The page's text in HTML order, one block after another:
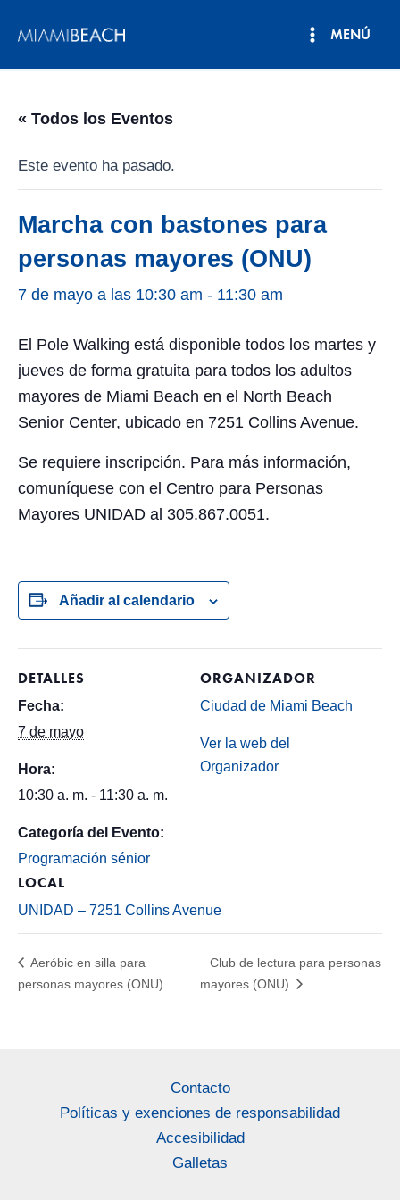
MENÚ
« Todos los Eventos
Este evento ha pasado.
Marcha con bastones para
personas mayores (ONU)
7 de mayo a las 10:30 am - 11:30 am
El Pole Walking está disponible todos los martes y
jueves de forma gratuita para todos los adultos
mayores de Miami Beach en el North Beach
Senior Center, ubicado en 7251 Collins Avenue.
Se requiere inscripción. Para más información,
comuníquese con el Centro para Personas
Mayores UNIDAD al 305.867.0051.
Añadir al calendario
DETALLES
Fecha:
7 de mayo
Hora:
10:30 a. m. - 11:30 a. m.
Categoría del Evento:
Programación sénior
LOCAL
UNIDAD – 7251 Collins Avenue
ORGANIZADOR
Ciudad de Miami Beach
Ver la web del
Organizador
Aeróbic en silla para
personas mayores (ONU)
Club de lectura para personas
mayores (ONU)
Contacto
Políticas y exenciones de responsabilidad
Accesibilidad
Galletas